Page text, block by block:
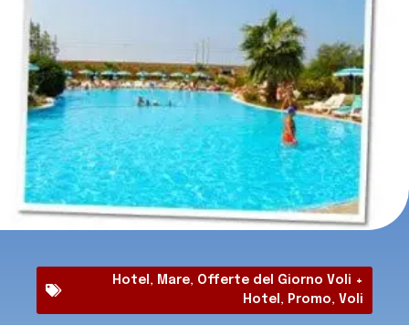
Hotel , Mare, Offerte del Giorno Voli +
Hotel , Promo, Voli